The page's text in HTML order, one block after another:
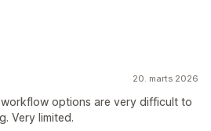
20. marts 2026
options are very difficult to
Very limited.